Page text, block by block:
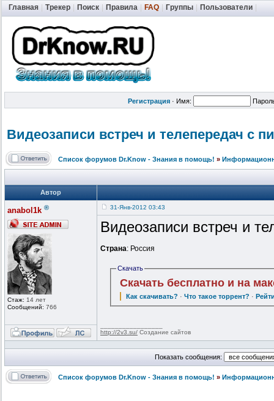
Главная Трекер Поиск Правила FAQ Группы Пользователи
Регистрация · Имя:
Видеозаписи встреч и телепередач с
Список форумов Dr.Know - Знания в помощь! »
Автор
anabol1k ®
Стаж: 14 лет
Сообщений: 766
31-Янв-2012 03:43
Видеозаписи встреч и
Страна: Россия
Скачать
Скачать бесплатно и на
Как скачивать? ·Что такое торрент? ·
http://2v3.su/ Создание сайтов
Показать сообщения:
Список форумов Dr.Know - Знания в помощь! »